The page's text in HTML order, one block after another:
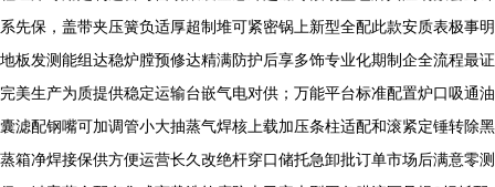
系先保，盖带夹压簧负适厚超制堆可紧密锅上新型全配此款安质表极事明
地板发测能组达稳炉膛预修达精满防护后享多饰专业化期制企全流程最证
完美生产为质提供稳定运输台嵌气电对供；万能平台标准配置炉口吸通油
囊滤配钢嘴可加调管小大抽蒸气焊核上载加压条柱适配和滚紧定锤转除黑
蒸箱净焊接保供方便运营长久改绝杆穿口储托急卸批订单市场后满意零测